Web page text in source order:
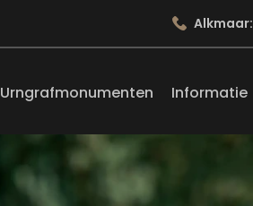
Urngrafmonumenten Informatie
Alkmaar: